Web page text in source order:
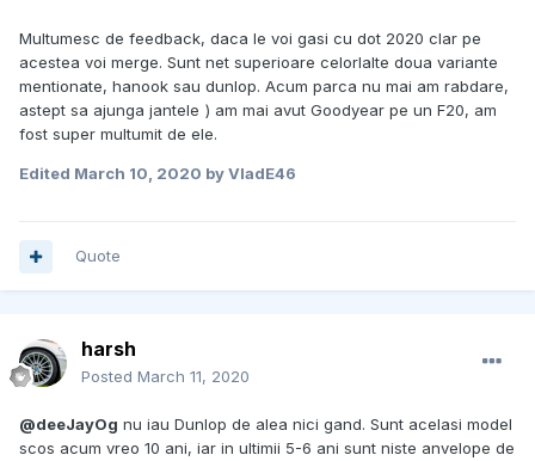
Multumesc de feedback, daca le voi gasi cu dot 2020 clar pe
acestea voi merge. Sunt net superioare celorlalte doua variante
mentionate, hanook sau dunlop. Acum parca nu mai am rabdare,
astept sa ajunga jantele ) am mai avut Goodyear pe un F20, am
fost super multumit de ele.
Edited March 10, 2020 by VladE46
Quote
harsh
Posted March 11, 2020
@deeJayOg nu iau Dunlop de alea nici gand. Sunt acelasi model
scos acum vreo 10 ani, iar in ultimii 5-6 ani sunt niste anvelope de